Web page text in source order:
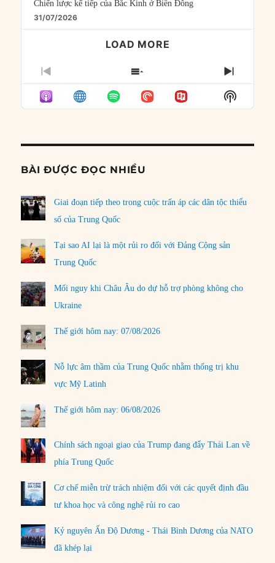
Chiến lược kế tiếp của Bắc Kinh ở Biển Đông
31/07/2026
LOAD MORE
PREVIOUS
EPISODE
SHOW
EPISODES
LIST
NEXT
Show
Podcast
BÀI ĐƯỢC ĐỌC NHIỀU
Giai đoạn tiếp theo trong cuộc trấn áp các dân tộc thiểu
số của Trung Quốc
Tại sao AI lại là một rủi ro đối với Đảng Cộng sản
Trung Quốc
Mối nguy khi Châu Âu do dự hỗ trợ phòng không cho
Ukraine
Thế giới hôm nay: 07/08/2026
Nỗ lực âm thầm của Trung Quốc nhằm thống trị khu
vực Mỹ Latinh
Thế giới hôm nay: 06/08/2026
Chính sách ngoại giao của Trump đang đẩy Thái Lan về
phía Trung Quốc
Cơ chế miễn trừ trách nhiệm đối với các quyết định đầu
tư khoa học và công nghệ rủi ro cao
Kỷ nguyên Ấn Độ Dương - Thái Bình Dương của NATO
đã khép lại